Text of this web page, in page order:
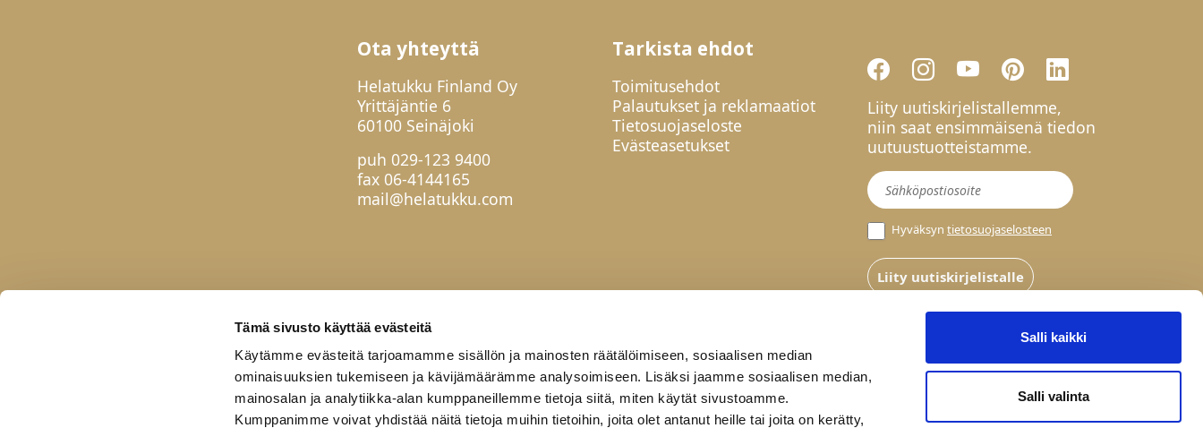
Tämä sivusto käyttää evästeitä
Käytämme evästeitä tarjoamamme sisällön ja mainosten räätälöimiseen, sosiaalisen median
ominaisuuksien tukemiseen ja kävijämäärämme analysoimiseen. Lisäksi jaamme sosiaalisen median,
mainosalan ja analytiikka-alan kumppaneillemme tietoja siitä, miten käytät sivustoamme.
Kumppanimme voivat yhdistää näitä tietoja muihin tietoihin, joita olet antanut heille tai joita on kerätty,
Salli kaikki
Salli valinta
Ota yhteyttä
Helatukku Finland Oy
Yrittäjäntie 6
60100 Seinäjoki
puh 029-123 9400
fax 06-4144165
mail@helatukku.com
Tarkista ehdot
Toimitusehdot
Palautukset ja reklamaatiot
Tietosuojaseloste
Evästeasetukset
Liity uutiskirjelistallemme,
niin saat ensimmäisenä tiedon
uutuustuotteistamme.
Uutiskirje
Hyväksyn tietosuojaselosteen
Liity uutiskirjelistalle